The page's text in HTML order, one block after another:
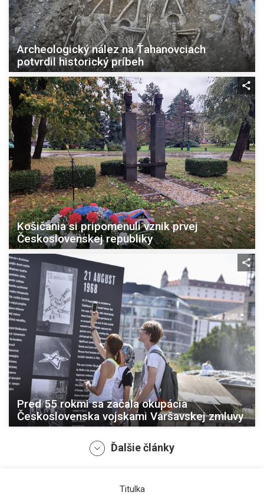
Archeologický nález na Ťahanovciach
potvrdil historický príbeh
Košičania si pripomenuli vznik prvej
Československej republiky
Pred 55 rokmi sa začala okupácia
Československa vojskami Varšavskej zmluvy
Ďalšie články
Titulka